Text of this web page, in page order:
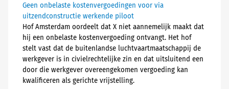
Geen onbelaste kostenvergoedingen voor via
uitzendconstructie werkende piloot
Hof Amsterdam oordeelt dat X niet aannemelijk maakt dat
hij een onbelaste kostenvergoeding ontvangt. Het hof
stelt vast dat de buitenlandse luchtvaartmaatschappij de
werkgever is in civielrechtelijke zin en dat uitsluitend een
door die werkgever overeengekomen vergoeding kan
kwalificeren als gerichte vrijstelling.